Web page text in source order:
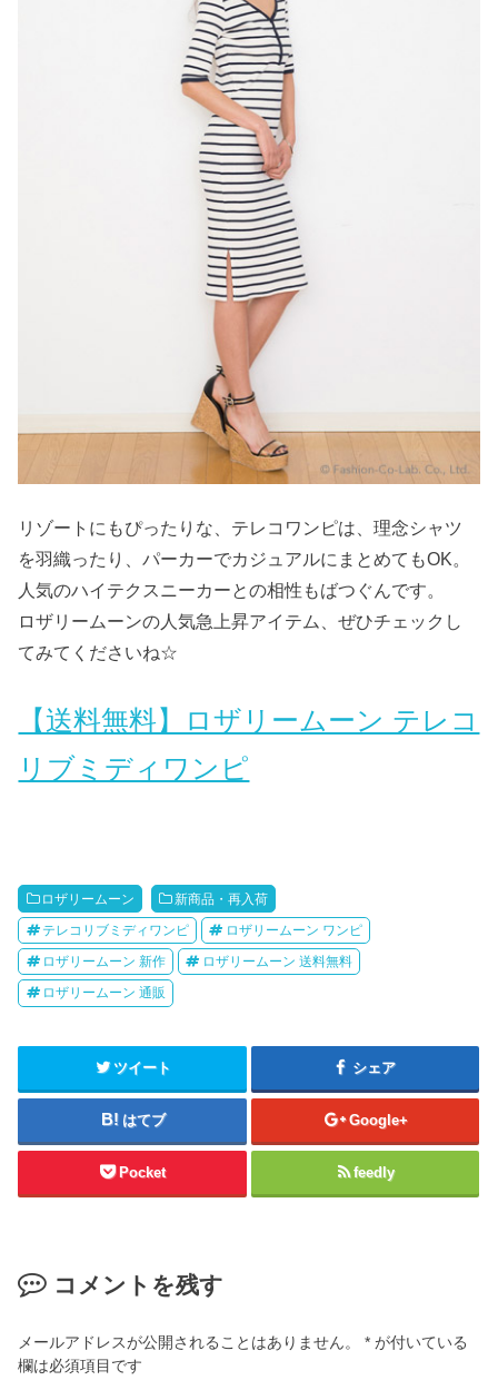
リゾートにもぴったりな、テレコワンピは、理念シャツ
を羽織ったり、パーカーでカジュアルにまとめてもOK。
人気のハイテクスニーカーとの相性もばつぐんです。
ロザリームーンの人気急上昇アイテム、ぜひチェックし
てみてくださいね☆
【送料無料】ロザリームーン テレコ
リブミディワンピ
ロザリームーン 新商品・再入荷
テレコリブミディワンピ ロザリームーン ワンピ
ロザリームーン 新作 ロザリームーン 送料無料
ロザリームーン 通販
ツイート シェア
はてブ Google+
Pocket feedly
コメントを残す
メールアドレスが公開されることはありません。 * が付いている
欄は必須項目です